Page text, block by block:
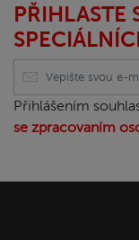
PŘIHLASTE
Přihlášením
se zpracovaním